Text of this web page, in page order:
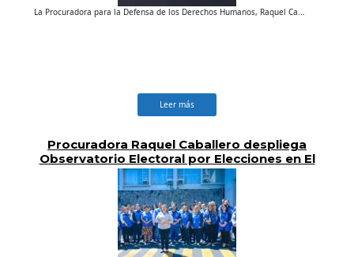
La Procuradora para la Defensa de los Derechos Humanos, Raquel Ca...
Leer más
Procuradora Raquel Caballero despliega
Observatorio Electoral por Elecciones en El
Salvador